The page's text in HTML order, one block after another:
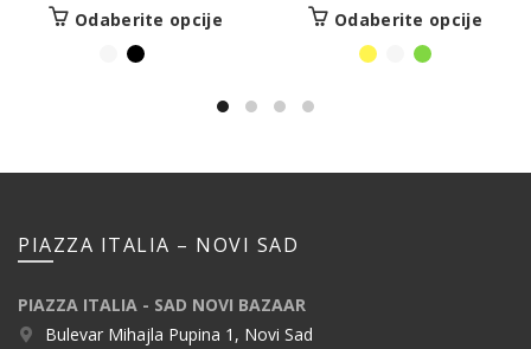
Odaberite opcije Odaberite opcije
PIAZZA ITALIA – NOVI SAD
PIAZZA ITALIA - SAD NOVI BAZAAR
Bulevar Mihajla Pupina 1, Novi Sad